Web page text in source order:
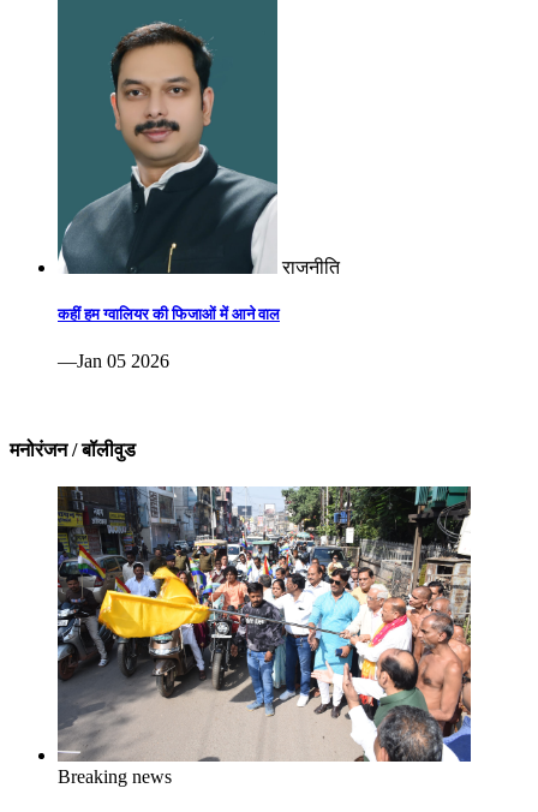
राजनीति
कहीं हम ग्वालियर की फिजाओं में आने वाल
—Jan 05 2026
मनोरंजन / बॉलीवुड
Breaking news